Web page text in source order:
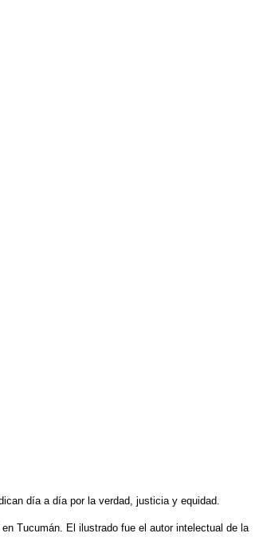
día a día por la verdad, justicia y equidad.
Tucumán. El ilustrado fue el autor intelectual de la